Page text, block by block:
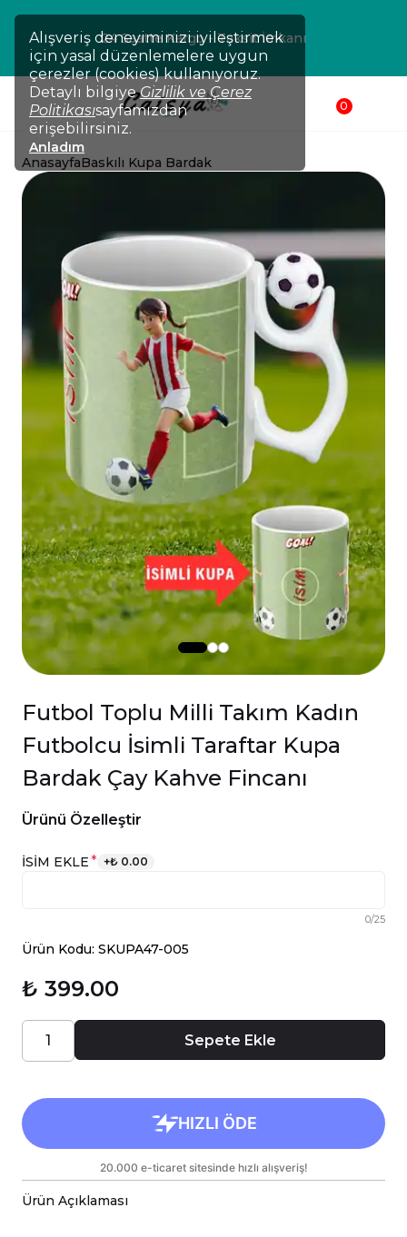
Alışveriş deneyiminizi iyileştirmek
için yasal düzenlemelere uygun
çerezler (cookies) kullanıyoruz.
Detaylı bilgiye Gizlilik ve Çerez
Politikasısayfamızdan
erişebilirsiniz.
Anladım
24 Saatte Kargo -
0
AnasayfaBaskılı Kupa Bardak
Futbol Toplu Milli Takım Kadın
Futbolcu İsimli Taraftar Kupa
Bardak Çay Kahve Fincanı
Ürünü Özelleştir
İSİM EKLE* +₺ 0.00
0/25
Ürün Kodu: SKUPA47-005
₺ 399.00
Sepete Ekle
Ürün Açıklaması